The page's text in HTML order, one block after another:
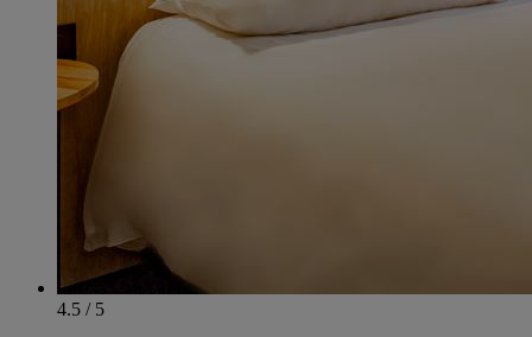
4.5 / 5